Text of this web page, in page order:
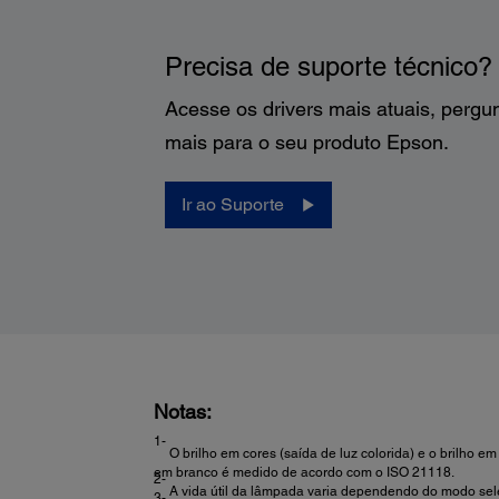
Precisa de suporte técnico?
Acesse os drivers mais atuais,
mais para o seu produto Epson.
Ir ao Suporte
Notas:
1-
O brilho em cores (saída de luz colorida) e o brilho
em branco é medido de acordo com o ISO 21118.
2-
A vida útil da lâmpada varia dependendo do modo